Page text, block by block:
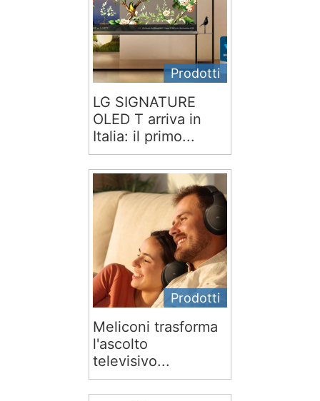
Prodotti
LG SIGNATURE
OLED T arriva in
Italia: il primo...
Prodotti
Meliconi trasforma
l'ascolto
televisivo...